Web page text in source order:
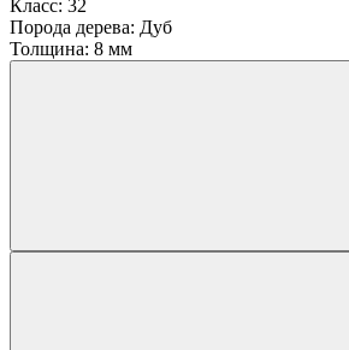
Класс: 32
Порода дерева: Дуб
Толщина: 8 мм